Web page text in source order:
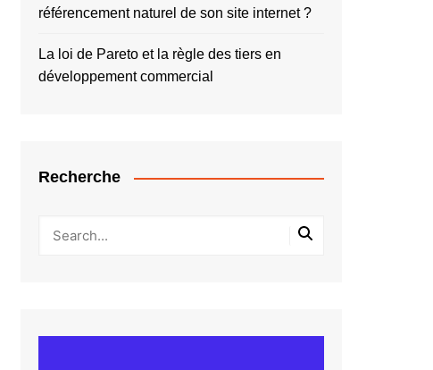
référencement naturel de son site internet ?
La loi de Pareto et la règle des tiers en
développement commercial
Recherche